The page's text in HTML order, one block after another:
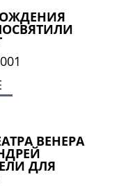
ВЕНЕРА
ДЛЯ